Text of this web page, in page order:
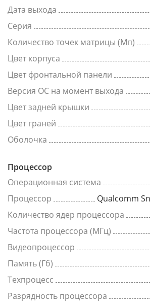
Дата выхода
Серия
Количество точек матрицы (Мп)
Цвет корпуса
Цвет фронтальной панели
Версия ОС на момент выхода
Цвет задней крышки
Цвет граней
Оболочка
Процессор
Операционная система
Процессор
Qualcomm
Количество ядер процессора
Частота процессора (МГц)
Видеопроцессор
Память (Гб)
Техпроцесс
Разрядность процессора